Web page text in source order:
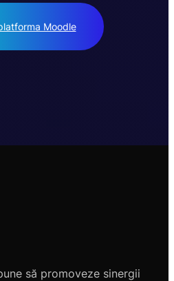
Moodle
să promoveze sinergii